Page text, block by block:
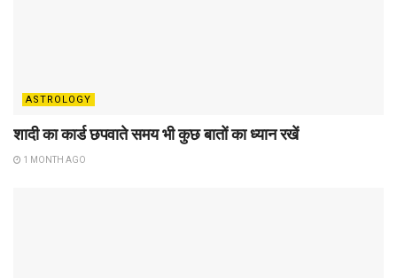
ASTROLOGY
शादी का कार्ड छपवाते समय भी कुछ बातों का ध्यान रखें
1 MONTH AGO